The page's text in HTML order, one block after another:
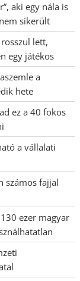
aki egy nála is
sikerült
lett,
egy játékos
a
hete
ez a 40 fokos
a vállalati
számos fajjal
ezer magyar